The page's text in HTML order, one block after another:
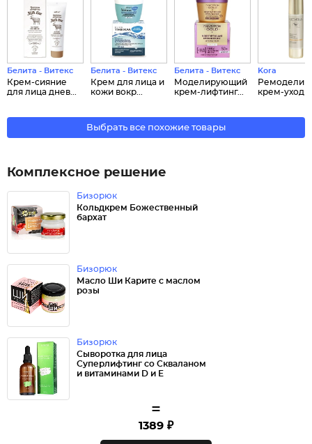
Белита - Витекс
Крем-сияние
для лица днев...
Белита - Витекс
Крем для лица и
кожи вокр...
Белита - Витекс
Моделирующий
крем-лифтинг...
Kora
крем-уход ...
Выбрать все похожие товары
Комплексное решение
Бизорюк
Кольдкрем Божественный
бархат
Бизорюк
Масло Ши Карите с маслом
розы
Бизорюк
Сыворотка для лица
Суперлифтинг со Скваланом
и витаминами D и Е
=
1389 ₽